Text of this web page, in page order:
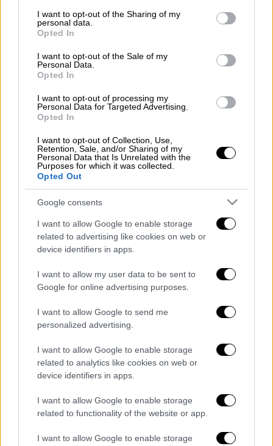
not limited to your visit or usage behaviour. You may click to
grant or deny consent to Google and its third-party tags to
use your data for below specified purposes in below Google
consent section.
I want to opt-out of the Sharing of my
personal data.
Opted In
I want to opt-out of the Sale of my
Personal Data.
Opted In
I want to opt-out of processing my
Personal Data for Targeted Advertising.
Opted In
I want to opt-out of Collection, Use,
Retention, Sale, and/or Sharing of my
Personal Data that Is Unrelated with the
Purposes for which it was collected.
Opted Out
Google consents
I want to allow Google to enable storage
related to advertising like cookies on web or
device identifiers in apps.
I want to allow my user data to be sent to
Google for online advertising purposes.
I want to allow Google to send me
personalized advertising.
I want to allow Google to enable storage
related to analytics like cookies on web or
device identifiers in apps.
I want to allow Google to enable storage
related to functionality of the website or app.
I want to allow Google to enable storage
ΟΛΕΣ ΟΙ ΕΙΔΗΣΕΙΣ
Μητσοτάκης στο υπουργικό: «Να είναι η
4ετία της αποτελεσματικότητας και
των αλμάτων» - Τι περιλαμβάνουν οι
μπλε φάκελοι
Ερευνάται ο θάνατος της τουρίστριας
στη Θάσο και η καθυστέρηση του ΕΚΑΒ:
ολόκληρο το νησί
Αιφνιδιαστική επίσκεψη Χρυσοχοΐδη
στον Ευαγγελισμό – Ποιους χώρους
επισκέφθηκε και τι ζήτησε
Μέλη των Σπαρτιατών καλούν σε
ομοφοβική αντιδιαδήλωση ενάντια σε
πορεία ΛΟΑΤΚΙ+ στα Χανιά -
Επιστρατεύουν και μοναχούς
Ακίνητα: 11 περιοχές της Αττικής με
ενοίκιο άνω των 1.000 ευρώ το μήνα για
Διαβάστε ακόμη
Επιστήμονες ανακάλυψαν τον τέταρτο
γνωστό τύπο μεταδοτικού καρκίνου στον
κόσμο
Μουντιάλ 2026: «Θα ανατινάξω τον Μέσι με
τέσσερις βόμβες» - Οι τρομοκρατικές